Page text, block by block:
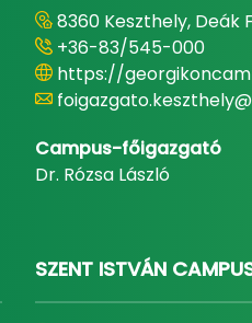
8360 Keszthely, Deák
+36-83/545-000
https://
Campus-főigazgató
Dr. Rózsa László
SZENT ISTVÁN